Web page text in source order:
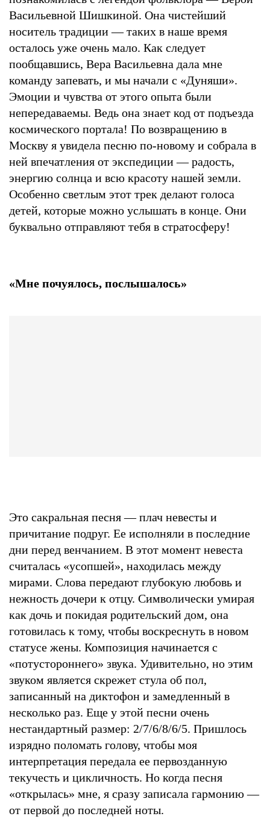
Васильевной Шишкиной. Она чистейший
носитель традиции — таких в наше время
осталось уже очень мало. Как следует
пообщавшись, Вера Васильевна дала мне
команду запевать, и мы начали с «Дуняши».
Эмоции и чувства от этого опыта были
непередаваемы. Ведь она знает код от подъезда
космического портала! По возвращению в
Москву я увидела песню по-новому и собрала в
ней впечатления от экспедиции — радость,
энергию солнца и всю красоту нашей земли.
Особенно светлым этот трек делают голоса
детей, которые можно услышать в конце. Они
буквально отправляют тебя в стратосферу!
«Мне почуялось, послышалось»
Это сакральная песня — плач невесты и
причитание подруг. Ее исполняли в последние
дни перед венчанием. В этот момент невеста
считалась «усопшей», находилась между
мирами. Слова передают глубокую любовь и
нежность дочери к отцу. Символически умирая
как дочь и покидая родительский дом, она
готовилась к тому, чтобы воскреснуть в новом
статусе жены. Композиция начинается с
«потустороннего» звука. Удивительно, но этим
звуком является скрежет стула об пол,
записанный на диктофон и замедленный в
несколько раз. Еще у этой песни очень
нестандартный размер: 2/7/6/8/6/5. Пришлось
изрядно поломать голову, чтобы моя
интерпретация передала ее первозданную
текучесть и цикличность. Но когда песня
«открылась» мне, я сразу записала гармонию —
от первой до последней ноты.